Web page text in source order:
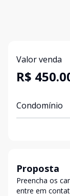
Valor venda
R$
Condomínio
Proposta
Preencha os
entre em